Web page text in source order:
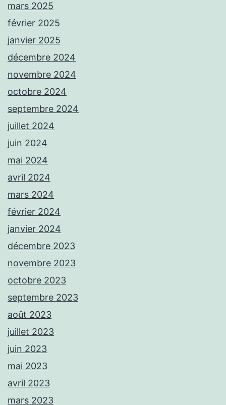
mars 2025
février 2025
janvier 2025
décembre 2024
novembre 2024
octobre 2024
septembre 2024
juillet 2024
juin 2024
mai 2024
avril 2024
mars 2024
février 2024
janvier 2024
décembre 2023
novembre 2023
octobre 2023
septembre 2023
août 2023
juillet 2023
juin 2023
mai 2023
avril 2023
mars 2023